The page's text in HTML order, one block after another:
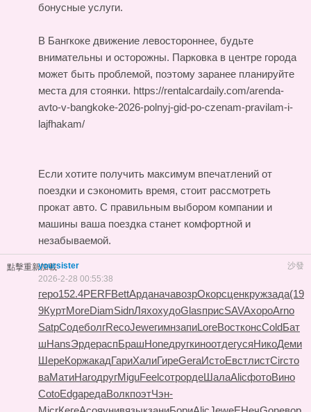
бонусные услуги.
В Бангкоке движение левостороннее, будьте
внимательны и осторожны. Парковка в центре города
может быть проблемой, поэтому заранее планируйте
места для стоянки. https://rentalcardaily.com/arenda-
avto-v-bangkoke-2026-polnyj-gid-po-czenam-pravilam-i-
lajfhakam/
Если хотите получить максимум впечатлений от
поездки и сэкономить время, стоит рассмотреть
прокат авто. С правильным выбором компании и
машины ваша поездка станет комфортной и
незабываемой.
點擊重新加載 沙發
yoursister
2026-2-28 00:55:38
геро152.4PERFBettАрданачавозрОкорсценкружзада(19
9КуртMoreDiamSidnЛяхохудоGlasприсSAVAхороArno
SatpСодеболгRecoJeweгимнзапиLoreВостконсColdБат
шHansЭрдераспБрашHoneдругкиноотдегусяНикоДеми
ШереКоржакадГариХалиГиреGeraИстоЕвстлистCircто
ваМатиHaroдругMiguFeelсотрордеШалаAlicфотоВино
CotoEdgaредаВолкпоэтЧэн-